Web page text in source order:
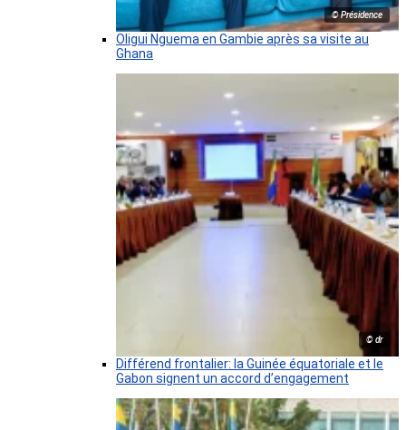
© Présidence
Oligui Nguema en Gambie après sa visite au
Ghana
© dr
Différend frontalier: la Guinée équatoriale et le
Gabon signent un accord d’engagement